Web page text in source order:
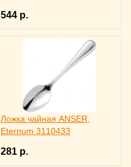
544 р.
Ложка чайная ANSER,
Eternum 3110433
281 р.